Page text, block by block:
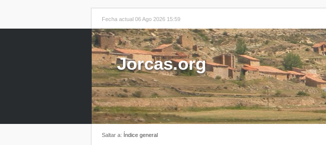
Fecha actual 06 Ago 2026 15:59
Jorcas.org
Saltar a: Índice general